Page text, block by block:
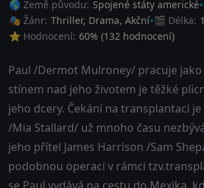
🌎 Země původu: Spojené státy americké
🎭 Žánr: Thriller, Drama, Akční 🎬 Délka:
⭐ Hodnocení: 60% (132 hodnocení)
Paul /Dermot Mulroney/ pracuje
stínem nad jeho životem je těžké
jeho dcery. Čekání na transplantaci
/Mia Stallard/ už mnoho času
jeho přítel James Harrison /Sam
podobnou operaci v rámci